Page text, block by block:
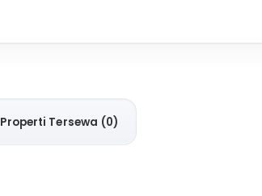
Properti Tersewa (0)